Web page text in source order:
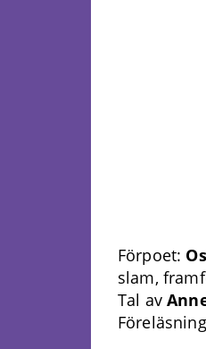
Förpoet:
slam,
Tal av